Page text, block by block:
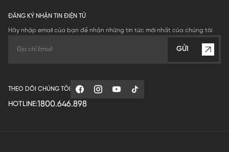
ĐĂNG KÝ NHẬN TIN ĐIỆN TỬ
Hãy nhập email của bạn để nhận những tin tức mới nhất của chúng tôi
GỬI
THEO DÕI CHÚNG TÔI
HOTLINE:1800.646.898